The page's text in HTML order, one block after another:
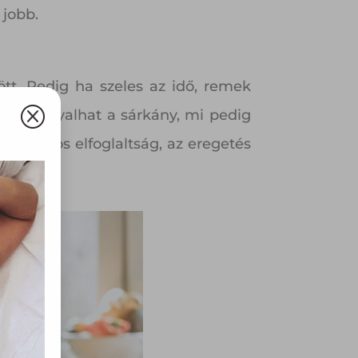
Pedig ha szeles az idő, remek
szárnyalhat a sárkány, mi pedig
közös elfoglaltság, az eregetés
Q
Ön
az